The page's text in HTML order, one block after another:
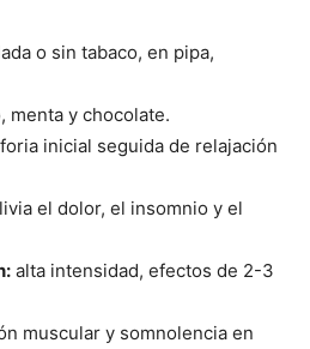
o sin tabaco, en pipa,
menta y chocolate.
inicial seguida de relajación
el dolor, el insomnio y el
alta intensidad, efectos de 2-3
muscular y somnolencia en